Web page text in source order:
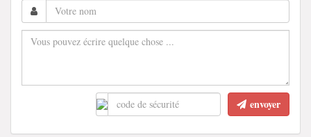
envoyer